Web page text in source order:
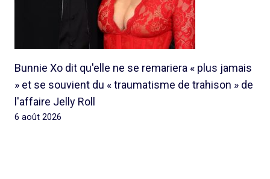
Bunnie Xo dit qu'elle ne se remariera « plus jamais
» et se souvient du « traumatisme de trahison » de
l'affaire Jelly Roll
6 août 2026